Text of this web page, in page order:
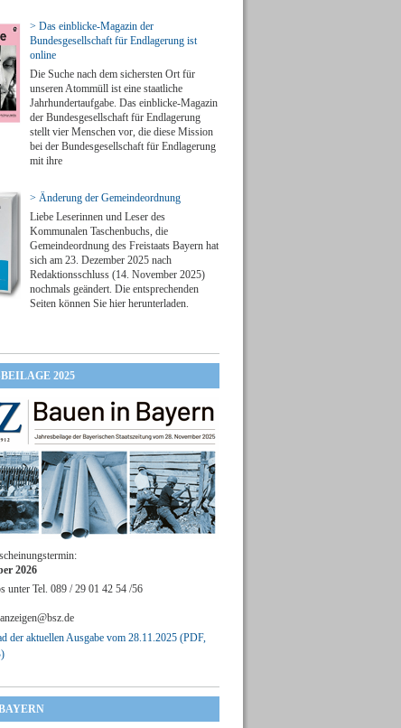
> Das einblicke-Magazin der
Bundesgesellschaft für Endlagerung ist
online
Die Suche nach dem sichersten Ort für
unseren Atommüll ist eine staatliche
Jahrhundertaufgabe. Das einblicke-Magazin
der Bundesgesellschaft für Endlagerung
stellt vier Menschen vor, die diese Mission
bei der Bundesgesellschaft für Endlagerung
mit ihre
> Änderung der Gemeindeordnung
Liebe Leserinnen und Leser des
Kommunalen Taschenbuchs, die
Gemeindeordnung des Freistaats Bayern hat
sich am 23. Dezember 2025 nach
Redaktionsschluss (14. November 2025)
nochmals geändert. Die entsprechenden
Seiten können Sie hier herunterladen.
2025
2026
unter Tel. 089 / 29 01 42 54 /56
anzeigen@bsz.de
der aktuellen Ausgabe vom 28.11.2025 (PDF,